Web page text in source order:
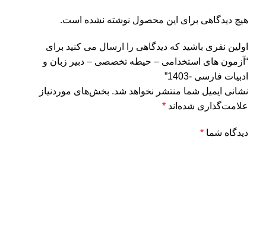
هیچ دیدگاهی برای این محصول نوشته نشده است.
اولین نفری باشید که دیدگاهی را ارسال می کنید برای
“آزمون های استخدامی – حیطه تخصصی – دبیر زبان و
ادبیات فارسی -1403”
نشانی ایمیل شما منتشر نخواهد شد. بخش‌های موردنیاز
علامت‌گذاری شده‌اند *
دیدگاه شما *